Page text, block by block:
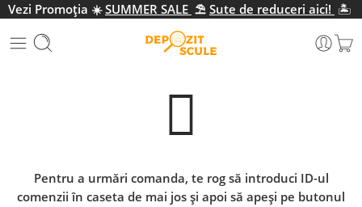
Vezi Promoția ☀️SUMMER SALE ⛱️ Sute de reduceri aici! 🏝️
Pentru a urmări comanda, te rog să introduci ID-ul
comenzii în caseta de mai jos și apoi să apeși pe butonul